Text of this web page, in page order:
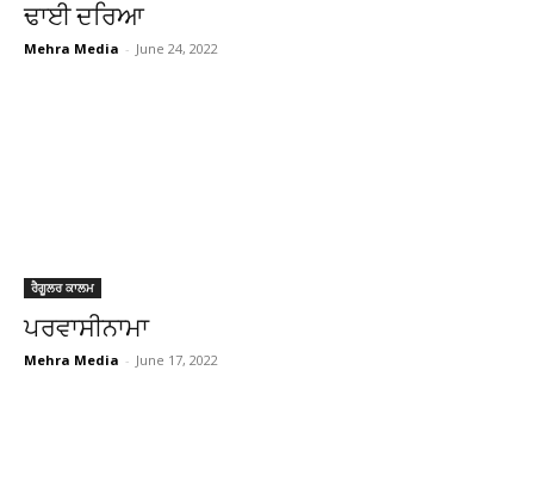
ਢਾਈ ਦਰਿਆ
Mehra Media - June 24, 2022
ਰੈਗੂਲਰ ਕਾਲਮ
ਪਰਵਾਸੀਨਾਮਾ
Mehra Media - June 17, 2022